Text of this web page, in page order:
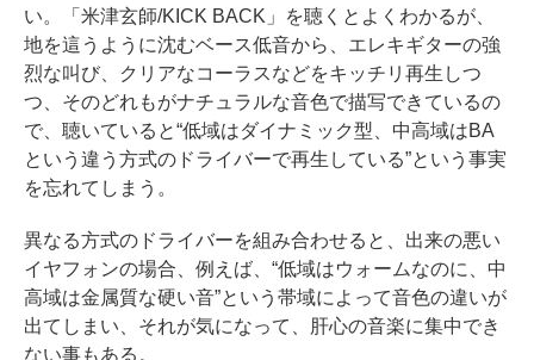
い。「米津玄師/KICK BACK」を聴くとよくわかるが、
地を這うように沈むベース低音から、エレキギターの強
烈な叫び、クリアなコーラスなどをキッチリ再生しつ
つ、そのどれもがナチュラルな音色で描写できているの
で、聴いていると“低域はダイナミック型、中高域はBA
という違う方式のドライバーで再生している”という事実
を忘れてしまう。
異なる方式のドライバーを組み合わせると、出来の悪い
イヤフォンの場合、例えば、“低域はウォームなのに、中
高域は金属質な硬い音”という帯域によって音色の違いが
出てしまい、それが気になって、肝心の音楽に集中でき
ない事もある。